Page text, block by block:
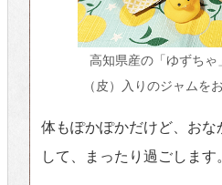
高知県産の「ゆずちゃ
（皮）入りのジャムを
体もぽかぽかだけど、おな
して、まったり過ごします